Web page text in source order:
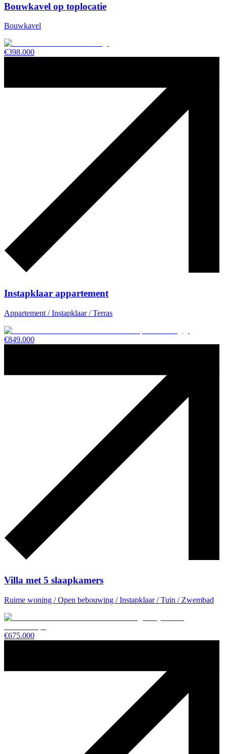
Bouwkavel op toplocatie
Bouwkavel
€398.000
Instapklaar appartement
Appartement / Instapklaar / Terras
€849.000
Villa met 5 slaapkamers
Ruime woning / Open bebouwing / Instapklaar / Tuin / Zwembad
€675.000